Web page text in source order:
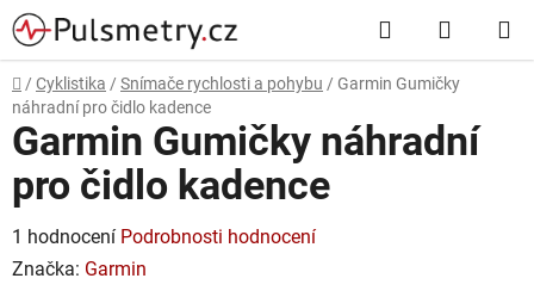
Přejít
na
obsah
Hledat
KOŠÍK
Domů
/ Cyklistika / Snímače rychlosti a pohybu / Garmin Gumičky
náhradní pro čidlo kadence
Garmin Gumičky náhradní
pro čidlo kadence
Průměrné
hodnocení
1 hodnocení Podrobnosti hodnocení
Značka: Garmin